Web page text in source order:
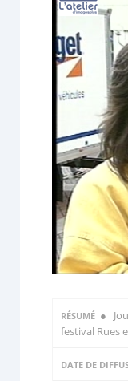
RÉSUMÉ ●
festival Rues
DATE DE